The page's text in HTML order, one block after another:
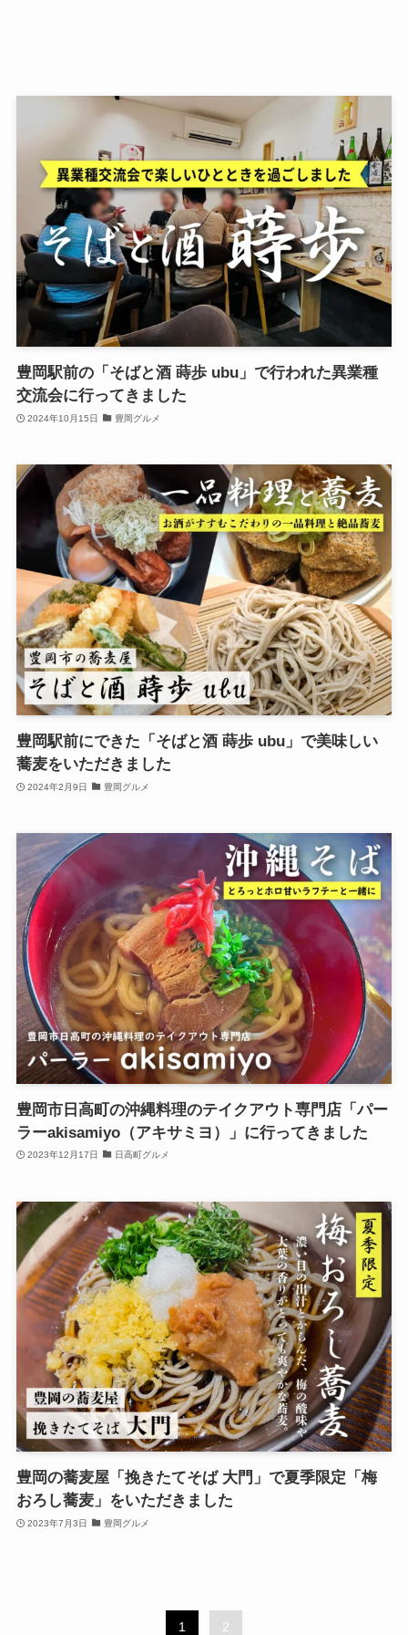
豊岡駅前の「そばと酒 蒔歩 ubu」で行われた異業種
交流会に行ってきました
2024年10月15日 豊岡グルメ
豊岡駅前にできた「そばと酒 蒔歩 ubu」で美味しい
蕎麦をいただきました
2024年2月9日 豊岡グルメ
豊岡市日高町の沖縄料理のテイクアウト専門店「パー
ラーakisamiyo（アキサミヨ）」に行ってきました
2023年12月17日 日高町グルメ
豊岡の蕎麦屋「挽きたてそば 大門」で夏季限定「梅
おろし蕎麦」をいただきました
2023年7月3日 豊岡グルメ
1 2